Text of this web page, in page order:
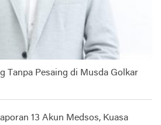
Tanpa Pesaing di Musda Golkar
13 Akun Medsos, Kuasa